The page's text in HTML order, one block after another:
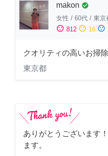
makon check_circle
女性 / 60代 / 東京
sentiment_satisfied 812 sentiment_neutral 16 sentiment_dissatisfied
クオリティの高いお掃除
東京都
ありがとうございます
ます。